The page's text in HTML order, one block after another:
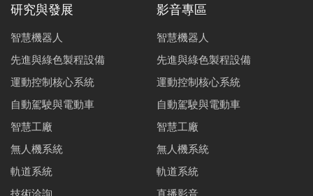
研究與發展
智慧機器人
先進與綠色製程設備
運動控制核心系統
自動駕駛與電動車
智慧工廠
無人機系統
軌道系統
影音專區
智慧機器人
先進與綠色製程設備
運動控制核心系統
自動駕駛與電動車
智慧工廠
無人機系統
軌道系統